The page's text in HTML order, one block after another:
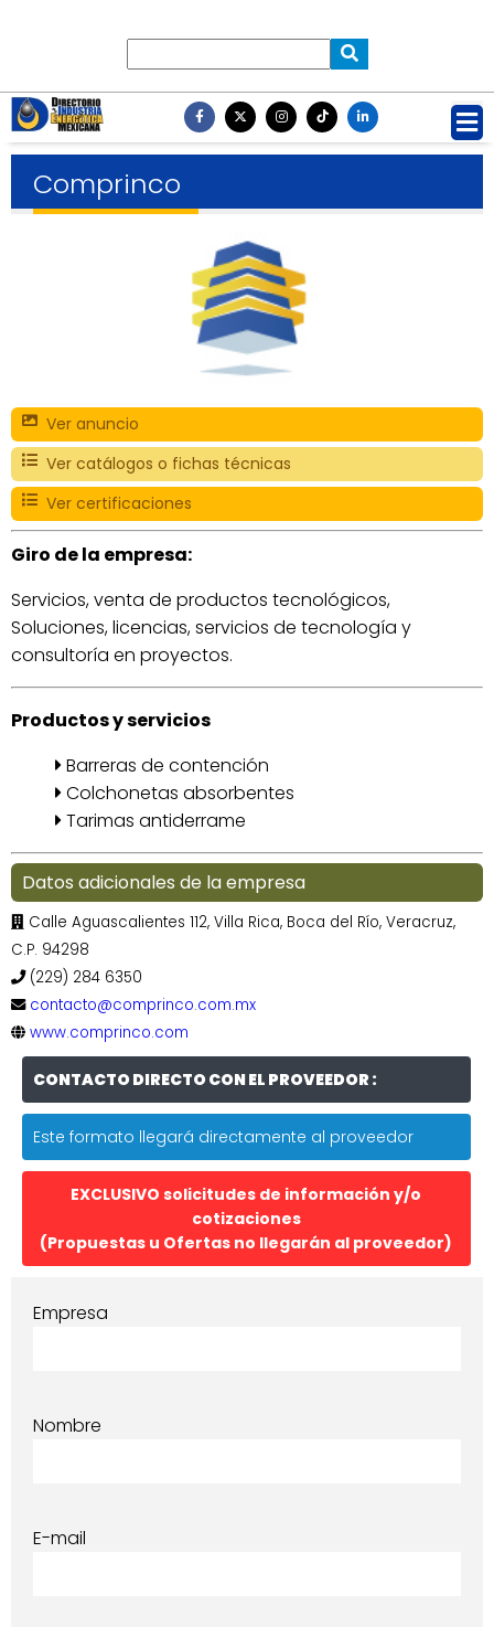
Comprinco
Ver anuncio
Ver catálogos o fichas técnicas
Ver certificaciones
Giro de la empresa:
Servicios, venta de productos tecnológicos,
Soluciones, licencias, servicios de tecnología y
consultoría en proyectos.
Productos y servicios
Barreras de contención
Colchonetas absorbentes
Tarimas antiderrame
Datos adicionales de la empresa
Calle Aguascalientes 112, Villa Rica, Boca del Río, Veracruz,
C.P. 94298
(229) 284 6350
contacto@comprinco.com.mx
www.comprinco.com
CONTACTO DIRECTO CON EL PROVEEDOR :
Este formato llegará directamente al proveedor
EXCLUSIVO solicitudes de información y/o
cotizaciones
(Propuestas u Ofertas no llegarán al proveedor)
Empresa
Nombre
E-mail